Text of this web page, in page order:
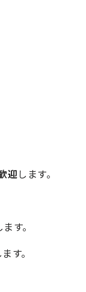
迎します。
す。
す。